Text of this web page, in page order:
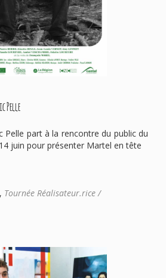
Pelle
Pelle part à la rencontre du public du
juin pour présenter Martel en tête
, Tournée Réalisateur.rice /